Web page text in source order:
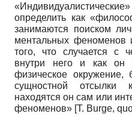
определить как
занимаются поиском
ментальных феноменов
того, что случается с
внутри него и как он
физическое
сущностной отсылки
находятся он сам или
феноменов» [T. Burge,